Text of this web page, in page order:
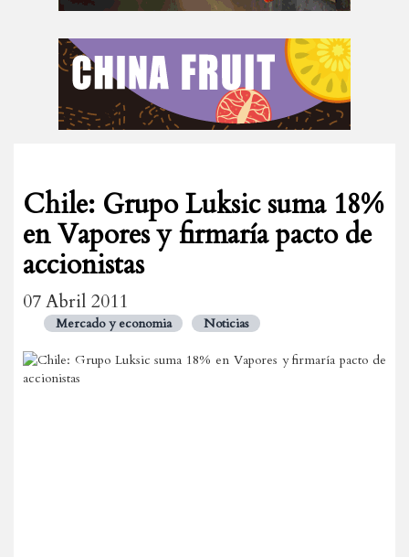
Chile: Grupo Luksic suma 18%
en Vapores y firmaría pacto de
accionistas
07 Abril 2011
Mercado y economia Noticias